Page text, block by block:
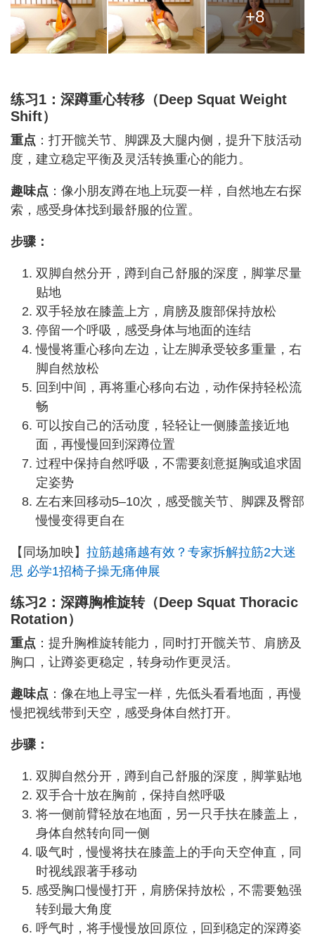
+8
练习1：深蹲重心转移（Deep Squat Weight
Shift）
重点 ：打开髋关节、脚踝及大腿内侧，提升下肢活动
度，建立稳定平衡及灵活转换重心的能力。
趣味点 ：像小朋友蹲在地上玩耍一样，自然地左右探
索，感受身体找到最舒服的位置。
步骤：
双脚自然分开，蹲到自己舒服的深度，脚掌尽量
贴地
双手轻放在膝盖上方，肩膀及腹部保持放松
停留一个呼吸，感受身体与地面的连结
慢慢将重心移向左边，让左脚承受较多重量，右
脚自然放松
回到中间，再将重心移向右边，动作保持轻松流
畅
可以按自己的活动度，轻轻让一侧膝盖接近地
面，再慢慢回到深蹲位置
过程中保持自然呼吸，不需要刻意挺胸或追求固
定姿势
左右来回移动5–10次，感受髋关节、脚踝及臀部
慢慢变得更自在
【同场加映】 拉筋越痛越有效？专家拆解拉筋2大迷
思 必学1招椅子操无痛伸展
练习2：深蹲胸椎旋转（Deep Squat Thoracic
Rotation）
重点 ：提升胸椎旋转能力，同时打开髋关节、肩膀及
胸口，让蹲姿更稳定，转身动作更灵活。
趣味点 ：像在地上寻宝一样，先低头看看地面，再慢
慢把视线带到天空，感受身体自然打开。
步骤：
双脚自然分开，蹲到自己舒服的深度，脚掌贴地
双手合十放在胸前，保持自然呼吸
将一侧前臂轻放在地面，另一只手扶在膝盖上，
身体自然转向同一侧
吸气时，慢慢将扶在膝盖上的手向天空伸直，同
时视线跟著手移动
感受胸口慢慢打开，肩膀保持放松，不需要勉强
转到最大角度
呼气时，将手慢慢放回原位，回到稳定的深蹲姿